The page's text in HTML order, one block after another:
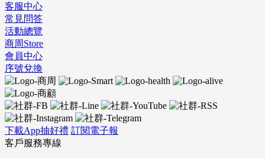
客服中心
常見問答
活動總覽
商周Store
會員中心
序號兌換
下載App抽好禮 訂閱電子報
客戶服務專線